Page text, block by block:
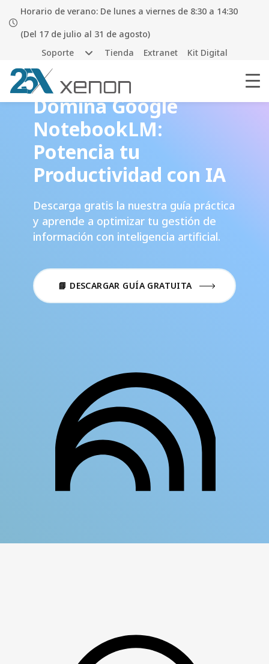
Horario de verano: De lunes a viernes de 8:30 a 14:30
(Del 17 de julio al 31 de agosto)
Soporte
Tienda Extranet Kit Digital
Domina Google
NotebookLM:
Potencia tu
Productividad con IA
Descarga gratis la nuestra guía práctica
y aprende a optimizar tu gestión de
información con inteligencia artificial.
📘 DESCARGAR GUÍA GRATUITA